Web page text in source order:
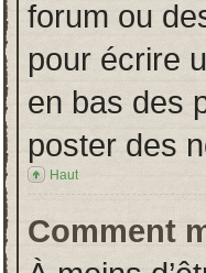
forum ou
pour écrire
en bas des
poster des
Haut
Comment